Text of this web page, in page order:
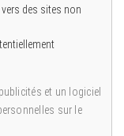
des sites non
et un logiciel
sur le